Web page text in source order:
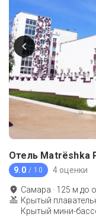
Отель Matrёshka
9.0 / 10 4 оценки
Самара · 125 м до
Крытый
Крытый мини-